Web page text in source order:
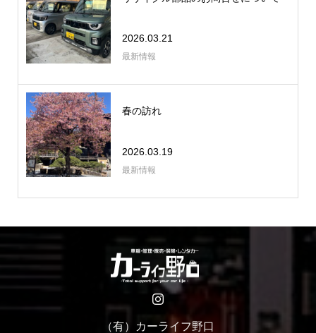
2026.03.21
最新情報
春の訪れ
2026.03.19
最新情報
（有）カーライフ野口